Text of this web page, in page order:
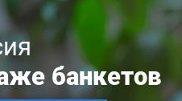
банкетов